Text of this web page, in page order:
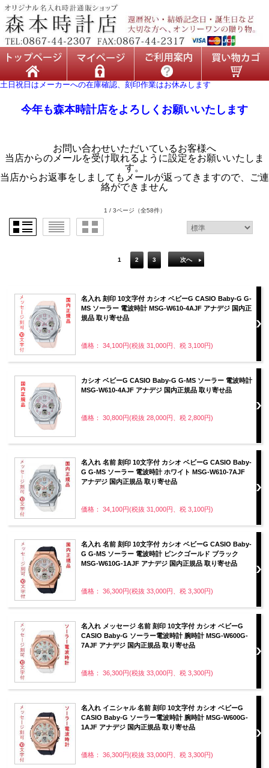
土日祝日はメーカーへの在庫確認、刻印作業はお休みします
今年も森本時計店をよろしくお願いいたします
お問い合わせいただいているお客様へ
当店からのメールを受け取れるように設定をお願いいたしま
す。
当店からお返事をしましてもメールが返ってきますので、ご連
絡ができません
1 / 3ページ （全58件）
1 2 3 次へ
名入れ 刻印 10文字付 カシオ ベビーG CASIO Baby-G G-
MS ソーラー 電波時計 MSG-W610-4AJF アナデジ 国内正
規品 取り寄せ品
価格： 34,100円(税抜 31,000円、税 3,100円)
カシオ ベビーG CASIO Baby-G G-MS ソーラー 電波時計
MSG-W610-4AJF アナデジ 国内正規品 取り寄せ品
価格： 30,800円(税抜 28,000円、税 2,800円)
名入れ 名前 刻印 10文字付 カシオ ベビーG CASIO Baby-
G G-MS ソーラー 電波時計 ホワイト MSG-W610-7AJF
アナデジ 国内正規品 取り寄せ品
価格： 34,100円(税抜 31,000円、税 3,100円)
名入れ 名前 刻印 10文字付 カシオ ベビーG CASIO Baby-
G G-MS ソーラー 電波時計 ピンクゴールド ブラック
MSG-W610G-1AJF アナデジ 国内正規品 取り寄せ品
価格： 36,300円(税抜 33,000円、税 3,300円)
名入れ メッセージ 名前 刻印 10文字付 カシオ ベビーG
CASIO Baby-G ソーラー電波時計 腕時計 MSG-W600G-
7AJF アナデジ 国内正規品 取り寄せ品
価格： 36,300円(税抜 33,000円、税 3,300円)
名入れ イニシャル 名前 刻印 10文字付 カシオ ベビーG
CASIO Baby-G ソーラー電波時計 腕時計 MSG-W600G-
1AJF アナデジ 国内正規品 取り寄せ品
価格： 36,300円(税抜 33,000円、税 3,300円)